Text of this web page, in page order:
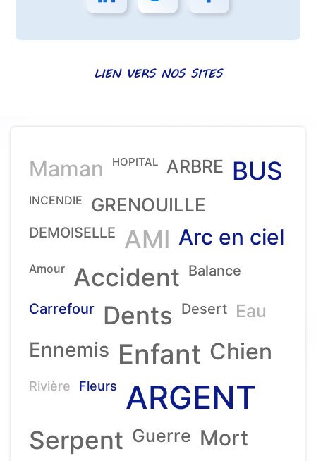
LIEN VERS NOS SITES
Maman HOPITAL ARBRE BUS
INCENDIE GRENOUILLE
DEMOISELLE AMI Arc en ciel
Amour Accident Balance
Carrefour Dents Desert Eau
Ennemis Enfant Chien
Rivière Fleurs ARGENT
Serpent Guerre Mort